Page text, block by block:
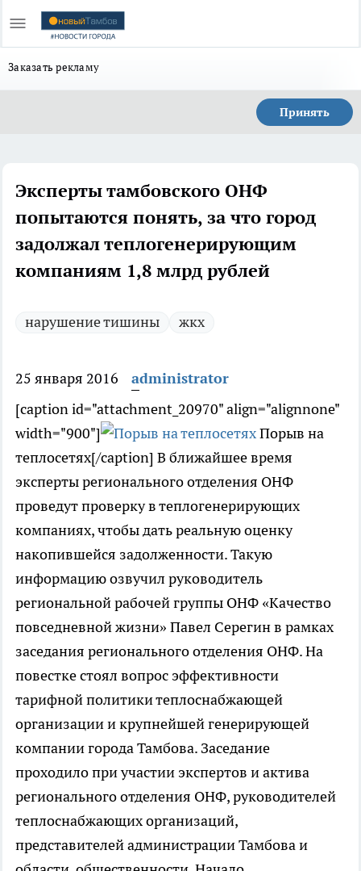
Заказать рекламу
Принять
Эксперты тамбовского ОНФ
попытаются понять, за что город
задолжал теплогенерирующим
компаниям 1,8 млрд рублей
нарушение тишины жкх
25 января 2016
administrator
[caption id="attachment_20970" align="alignnone"
width="900"]
Порыв на
теплосетях[/caption] В ближайшее время
эксперты регионального отделения ОНФ
проведут проверку в теплогенерирующих
компаниях, чтобы дать реальную оценку
накопившейся задолженности. Такую
информацию озвучил руководитель
региональной рабочей группы ОНФ «Качество
повседневной жизни» Павел Серегин в рамках
заседания регионального отделения ОНФ. На
повестке стоял вопрос эффективности
тарифной политики теплоснабжающей
организации и крупнейшей генерирующей
компании города Тамбова. Заседание
проходило при участии экспертов и актива
регионального отделения ОНФ, руководителей
теплоснабжающих организаций,
представителей администрации Тамбова и